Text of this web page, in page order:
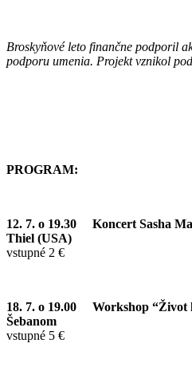
Broskyňové leto finančne podporil
podporu umenia. Projekt vznikol
PROGRAM:
12. 7. o 19.30
Koncert Sasha
Thiel (USA)
vstupné 2 €
18. 7. o 19.00
Workshop “Život
Šebanom
vstupné 5 €